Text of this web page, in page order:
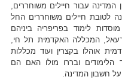
עבור חיילים משוחררים,
לטובת חיילים משוחררים החל
מוסדות לימוד בפריפריה ביניהם
המכללה האקדמית תל חי,
אוהלו בקצרין ועוד מכללות
ובררו מולו האם הם
חשבון המדינה.